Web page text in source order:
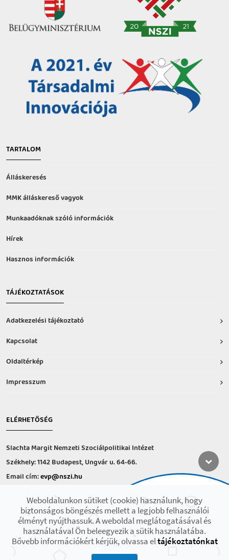
TARTALOM
Álláskeresés
MMK álláskereső vagyok
Munkaadóknak szóló információk
Hírek
Hasznos információk
TÁJÉKOZTATÁSOK
Adatkezelési tájékoztató
Kapcsolat
Oldaltérkép
Impresszum
ELÉRHETŐSÉG
Slachta Margit Nemzeti Szociálpolitikai Intézet
Székhely: 1142 Budapest, Ungvár u. 64-66.
Email cím:evp@nszi.hu
hétfő-csütörtök: 8:00-16:00
péntek: 8:00-14.00
2021 © Minden jog fenntartva! Készült az EFOP-1.9.3-VEKOP-17 projekt
keretében.
Weboldalunkon sütiket (cookie) használunk, hogy
biztonságos böngészés mellett a legjobb felhasználói
élményt nyújthassuk. A weboldal meglátogatásával és
használatával Ön beleegyezik a sütik használatába.
Bővebb információkért kérjük, olvassa eltájékoztatónkat